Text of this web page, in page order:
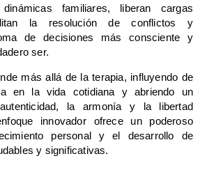
familiares, liberan cargas
la resolución de conflictos y
de decisiones más consciente y
ser.
más allá de la terapia, influyendo de
en la vida cotidiana y abriendo un
la armonía y la libertad
innovador ofrece un poderoso
personal y el desarrollo de
y significativas.